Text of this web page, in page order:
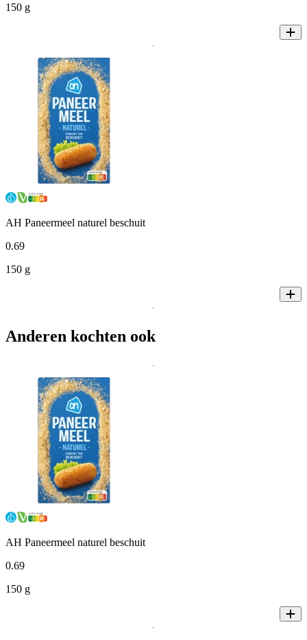
150 g
AH Paneermeel naturel beschuit
0.69
150 g
Anderen kochten ook
AH Paneermeel naturel beschuit
0.69
150 g